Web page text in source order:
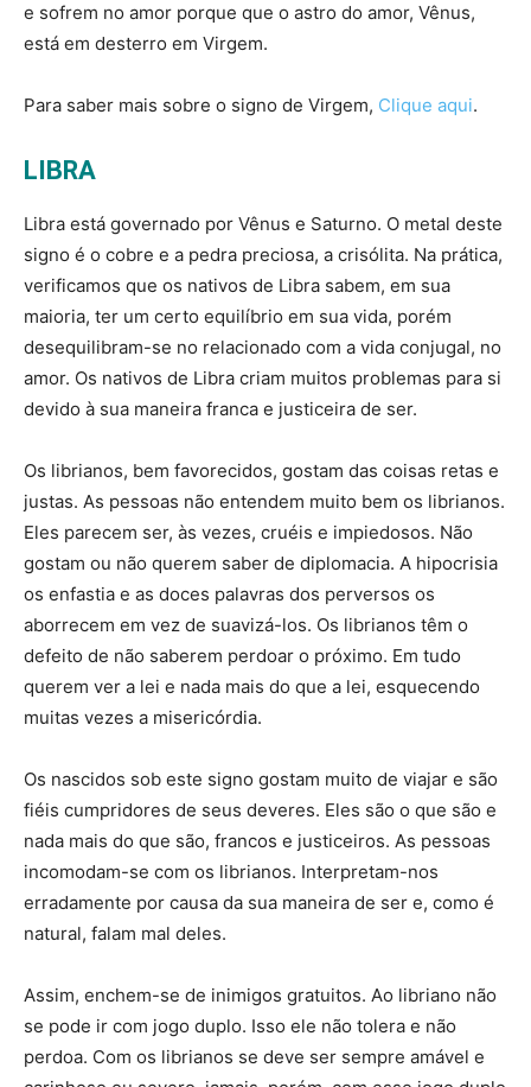
e sofrem no amor porque que o astro do amor, Vênus,
está em desterro em Virgem.
Para saber mais sobre o signo de Virgem, Clique aqui.
LIBRA
Libra está governado por Vênus e Saturno. O metal deste
signo é o cobre e a pedra preciosa, a crisólita. Na prática,
verificamos que os nativos de Libra sabem, em sua
maioria, ter um certo equilíbrio em sua vida, porém
desequilibram-se no relacionado com a vida conjugal, no
amor. Os nativos de Libra criam muitos problemas para si
devido à sua maneira franca e justiceira de ser.
Os librianos, bem favorecidos, gostam das coisas retas e
justas. As pessoas não entendem muito bem os librianos.
Eles parecem ser, às vezes, cruéis e impiedosos. Não
gostam ou não querem saber de diplomacia. A hipocrisia
os enfastia e as doces palavras dos perversos os
aborrecem em vez de suavizá-los. Os librianos têm o
defeito de não saberem perdoar o próximo. Em tudo
querem ver a lei e nada mais do que a lei, esquecendo
muitas vezes a misericórdia.
Os nascidos sob este signo gostam muito de viajar e são
fiéis cumpridores de seus deveres. Eles são o que são e
nada mais do que são, francos e justiceiros. As pessoas
incomodam-se com os librianos. Interpretam-nos
erradamente por causa da sua maneira de ser e, como é
natural, falam mal deles.
Assim, enchem-se de inimigos gratuitos. Ao libriano não
se pode ir com jogo duplo. Isso ele não tolera e não
perdoa. Com os librianos se deve ser sempre amável e